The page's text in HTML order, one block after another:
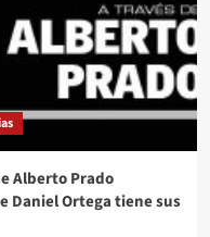
Alberto Prado
Daniel Ortega tiene sus